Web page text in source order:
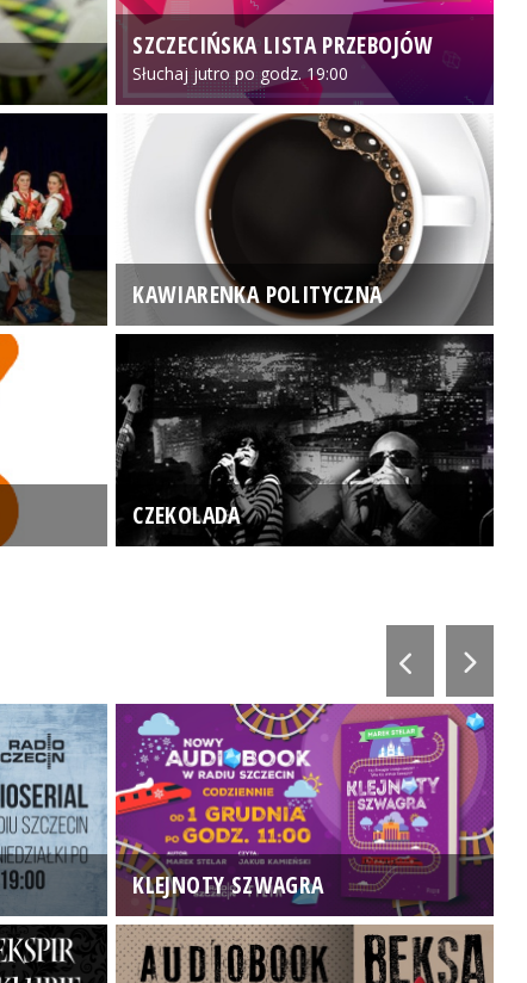
SZCZECIŃSKA LISTA PRZEBOJÓW
Słuchaj jutro po godz. 19:00
KAWIARENKA POLITYCZNA
CZEKOLADA
KLEJNOTY SZWAGRA